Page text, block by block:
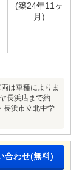
(築24年11ヶ
月)
は車種によりま
長浜店まで約
長浜市立北中学
合わせ(無料)